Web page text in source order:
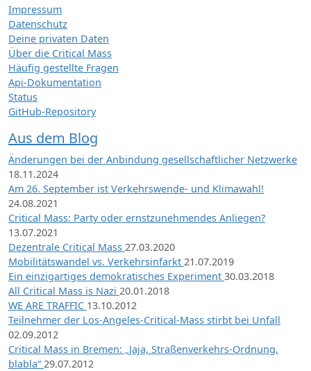
Impressum
Datenschutz
Deine privaten Daten
Über die Critical Mass
Häufig gestellte Fragen
Api-Dokumentation
Status
GitHub-Repository
Aus dem Blog
Änderungen bei der Anbindung gesellschaftlicher Netzwerke
18.11.2024
Am 26. September ist Verkehrswende- und Klimawahl!
24.08.2021
Critical Mass: Party oder ernstzunehmendes Anliegen?
13.07.2021
Dezentrale Critical Mass 27.03.2020
Mobilitätswandel vs. Verkehrsinfarkt 21.07.2019
Ein einzigartiges demokratisches Experiment 30.03.2018
All Critical Mass is Nazi 20.01.2018
WE ARE TRAFFIC 13.10.2012
Teilnehmer der Los-Angeles-Critical-Mass stirbt bei Unfall
02.09.2012
Critical Mass in Bremen: „Jaja, Straßenverkehrs-Ordnung,
blabla“ 29.07.2012